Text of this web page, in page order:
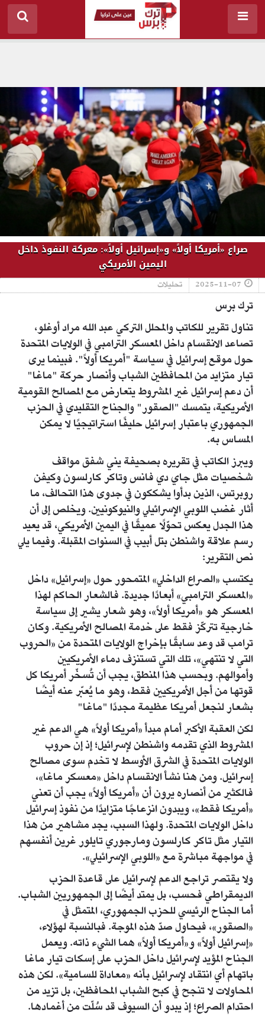
صراع «أمريكا أولاً» و«إسرائيل أولاً»: معركة النفوذ داخل
اليمين الأمريكي
2025-11-07 تحليلات
ترك برس
تناول تقرير للكاتب والمحلل التركي عبد الله مراد أوغلو،
تصاعد الانقسام داخل المعسكر الترامبي في الولايات المتحدة
حول موقع إسرائيل في سياسة "أمريكا أولاً". فبينما يرى
تيار متزايد من المحافظين الشباب وأنصار حركة "ماغا"
أن دعم إسرائيل غير المشروط يتعارض مع المصالح القومية
الأمريكية، يتمسك "الصقور" والجناح التقليدي في الحزب
الجمهوري باعتبار إسرائيل حليفًا استراتيجيًا لا يمكن
المساس به.
ويبرز الكاتب في تقريره بصحيفة يني شفق مواقف
شخصيات مثل جاي دي فانس وتاكر كارلسون وكيفن
روبرتس، الذين بدأوا يشككون في جدوى هذا التحالف، ما
أثار غضب اللوبي الإسرائيلي والنيوكونيين. ويخلص إلى أن
هذا الجدل يعكس تحوّلًا عميقًا في اليمين الأمريكي، قد يعيد
رسم علاقة واشنطن بتل أبيب في السنوات المقبلة. وفيما يلي
نص التقرير:
يكتسب «الصراع الداخلي» المتمحور حول «إسرائيل» داخل
«المعسكر الترامبي» أبعادًا جديدة. فالشعار الحاكم لهذا
المعسكر هو «أمريكا أولاً»، وهو شعار يشير إلى سياسة
خارجية تتركّز فقط على خدمة المصالح الأمريكية. وكان
ترامب قد وعد سابقًا بإخراج الولايات المتحدة من «الحروب
التي لا تنتهي»، تلك التي تستنزف دماء الأمريكيين
وأموالهم. وبحسب هذا المنطق، يجب أن تُسخّر أمريكا كل
قوتها من أجل الأمريكيين فقط، وهو ما يُعبّر عنه أيضًا
بشعار لنجعل أمريكا عظيمة مجددًا "ماغا"
لكن العقبة الأكبر أمام مبدأ «أمريكا أولاً» هي الدعم غير
المشروط الذي تقدمه واشنطن لإسرائيل؛ إذ إن حروب
الولايات المتحدة في الشرق الأوسط لا تخدم سوى مصالح
إسرائيل. ومن هنا نشأ الانقسام داخل «معسكر ماغا»،
فالكثير من أنصاره يرون أن «أمريكا أولاً» يجب أن تعني
«أمريكا فقط»، ويبدون انزعاجًا متزايدًا من نفوذ إسرائيل
داخل الولايات المتحدة. ولهذا السبب، يجد مشاهير من هذا
التيار مثل تاكر كارلسون ومارجوري تايلور غرين أنفسهم
في مواجهة مباشرة مع «اللوبي الإسرائيلي».
ولا يقتصر تراجع الدعم لإسرائيل على قاعدة الحزب
الديمقراطي فحسب، بل يمتد أيضًا إلى الجمهوريين الشباب.
أما الجناح الرئيسي للحزب الجمهوري، المتمثل في
«الصقور»، فيحاول صدّ هذه الموجة. فبالنسبة لهؤلاء،
«إسرائيل أولاً» و«أمريكا أولاً» هما الشيء ذاته. ويعمل
الجناح المؤيد لإسرائيل داخل الحزب على إسكات تيار ماغا
باتهام أي انتقاد لإسرائيل بأنه «معاداة للسامية». لكن هذه
المحاولات لا تنجح في كبح الشباب المحافظين، بل تزيد من
احتدام الصراع؛ إذ يبدو أن السيوف قد سُلّت من أغمادها.